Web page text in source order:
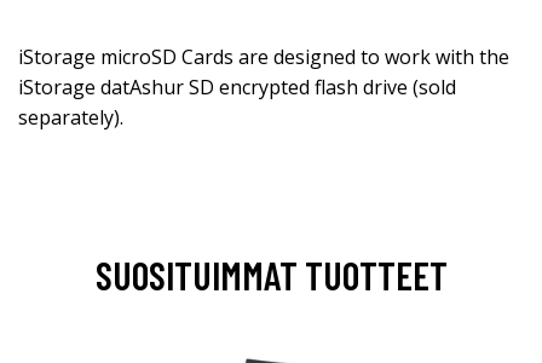
iStorage microSD Cards are designed to work with the
iStorage datAshur SD encrypted flash drive (sold
separately).
SUOSITUIMMAT TUOTTEET